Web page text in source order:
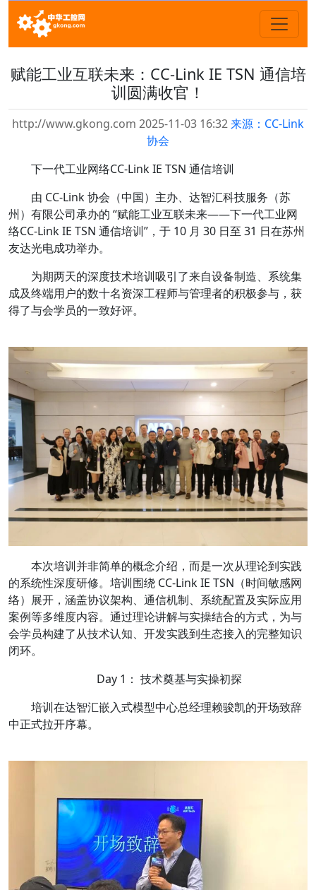
赋能工业互联未来：CC-Link IE TSN 通信培
训圆满收官！
http://www.gkong.com 2025-11-03 16:32来源：CC-Link
协会
下一代工业网络CC-Link IE TSN 通信培训
由 CC-Link 协会（中国）主办、达智汇科技服务（苏
州）有限公司承办的 “赋能工业互联未来——下一代工业网
络CC-Link IE TSN 通信培训”，于 10 月 30 日至 31 日在苏州
友达光电成功举办。
为期两天的深度技术培训吸引了来自设备制造、系统集
成及终端用户的数十名资深工程师与管理者的积极参与，获
得了与会学员的一致好评。
本次培训并非简单的概念介绍，而是一次从理论到实践
的系统性深度研修。培训围绕 CC-Link IE TSN（时间敏感网
络）展开，涵盖协议架构、通信机制、系统配置及实际应用
案例等多维度内容。通过理论讲解与实操结合的方式，为与
会学员构建了从技术认知、开发实践到生态接入的完整知识
闭环。
Day 1： 技术奠基与实操初探
培训在达智汇嵌入式模型中心总经理赖骏凯的开场致辞
中正式拉开序幕。